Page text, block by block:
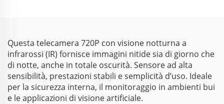
dinamica di 86 dB,
webcam HD senza
driver
velocità USB 3.0
Questa telecamera 720P con visione notturna a
infrarossi (IR) fornisce immagini nitide sia di giorno che
di notte, anche in totale oscurità. Sensore ad alta
sensibilità, prestazioni stabili e semplicità d’uso. Ideale
per la sicurezza interna, il monitoraggio in ambienti bui
e le applicazioni di visione artificiale.